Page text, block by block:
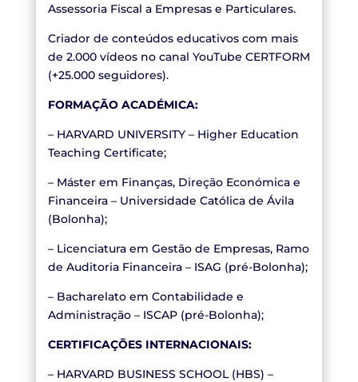
Assessoria Fiscal a Empresas e Particulares.
Criador de conteúdos educativos com mais
de 2.000 vídeos no canal YouTube CERTFORM
(+25.000 seguidores).
FORMAÇÃO ACADÉMICA:
– HARVARD UNIVERSITY – Higher Education
Teaching Certificate;
– Máster em Finanças, Direção Económica e
Financeira – Universidade Católica de Ávila
(Bolonha);
– Licenciatura em Gestão de Empresas, Ramo
de Auditoria Financeira – ISAG (pré-Bolonha);
– Bacharelato em Contabilidade e
Administração – ISCAP (pré-Bolonha);
CERTIFICAÇÕES INTERNACIONAIS:
– HARVARD BUSINESS SCHOOL (HBS) –